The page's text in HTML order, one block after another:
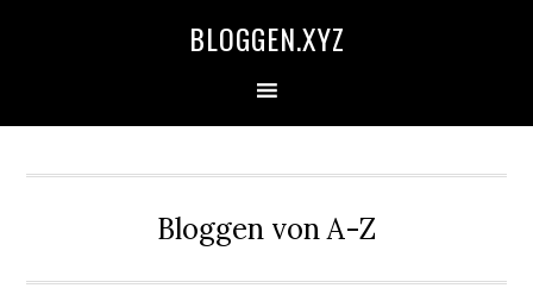
BLOGGEN.XYZ
Bloggen von A-Z